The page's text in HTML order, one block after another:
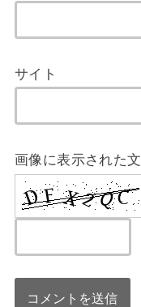
サイト
画像に表示された